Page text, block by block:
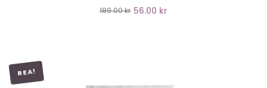
189.00 kr 56.00 kr
REA!